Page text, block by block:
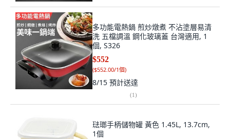
多功能電熱鍋 煎炒燉煮 不沾塗層易清
洗 五檔調溫 鋼化玻璃蓋 台灣適用, 1
個, S326
$552
($552.00/1個)
8/15 預計送達
(1)
琺瑯手柄儲物罐 黃色 1.45L, 13.7cm,
1個